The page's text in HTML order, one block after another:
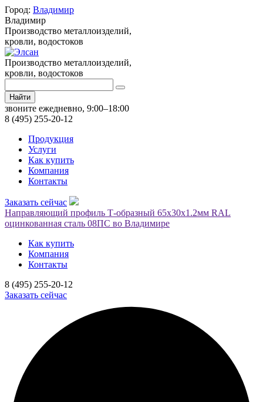
Город: Владимир
Владимир
Производство металлоизделий,
кровли, водостоков
Производство металлоизделий,
кровли, водостоков
Найти
звоните ежедневно, 9:00–18:00
8 (495) 255-20-12
Продукция
Услуги
Как купить
Компания
Контакты
Заказать сейчас
Направляющий профиль Т-образный 65х30х1.2мм RAL
оцинкованная сталь 08ПС во Владимире
Как купить
Компания
Контакты
8 (495) 255-20-12
Заказать сейчас